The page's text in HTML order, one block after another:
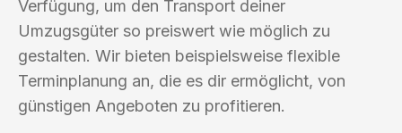
Verfügung, um den Transport deiner
Umzugsgüter so preiswert wie möglich zu
gestalten. Wir bieten beispielsweise flexible
Terminplanung an, die es dir ermöglicht, von
günstigen Angeboten zu profitieren.